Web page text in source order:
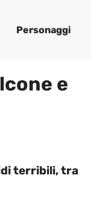
Personaggi
e
terribili, tra